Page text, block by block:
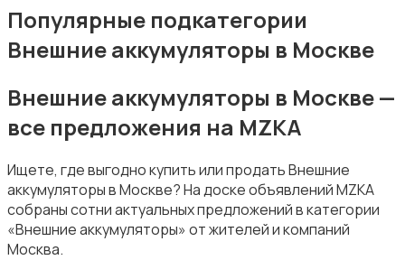
Внешние аккумуляторы
Зарядные устройства
Популярные подкатегории
Внешние аккумуляторы в Москве
Внешние аккумуляторы в Москве —
все предложения на MZKA
Ищете, где выгодно купить или продать Внешние
аккумуляторы в Москве? На доске объявлений MZKA
собраны сотни актуальных предложений в категории
«Внешние аккумуляторы» от жителей и компаний
Москва.